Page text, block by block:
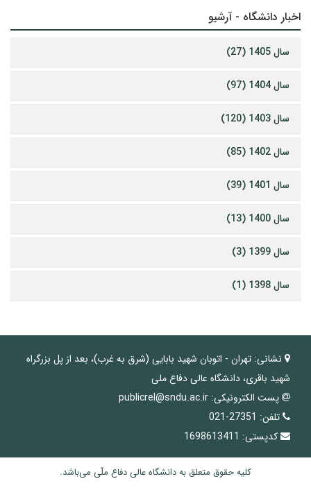
اخبار دانشگاه - آرشیو
سال 1405 (27)
سال 1404 (97)
سال 1403 (120)
سال 1402 (85)
سال 1401 (39)
سال 1400 (13)
سال 1399 (3)
سال 1398 (1)
نشانی: تهران - اتوبان شهید بابایی (شرق به غرب)، بعد از پل بزرگراه
شهید باقری، دانشگاه عالی دفاع ملی
پست الکترونیکی: publicrel@sndu.ac.ir
تلفن: 27351-021
کدپستی: 1698613411
کلیه حقوق متعلق به دانشگاه عالی دفاع ملّی می‌باشد.